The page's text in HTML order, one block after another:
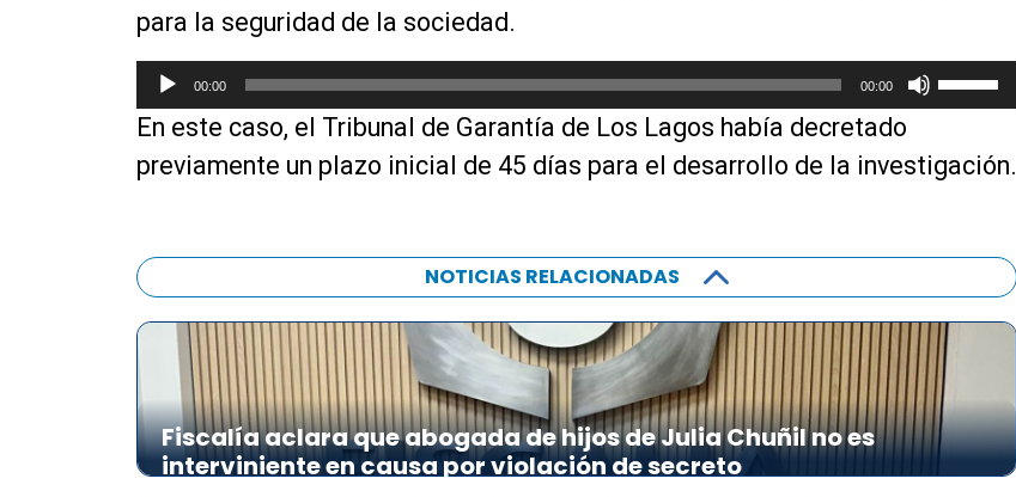
para la seguridad de la sociedad.
e
p
r
o
c
o
e
a
u
00:00 00:00
l
a
s
t
e
c
l
a
En este caso, el Tribunal de Garantía de Los Lagos había decretado
previamente un plazo inicial de 45 días para el desarrollo de la investigación.
NOTICIAS RELACIONADAS
Fiscalía aclara que abogada de hijos de Julia Chuñil no es
interviniente en causa por violación de secreto